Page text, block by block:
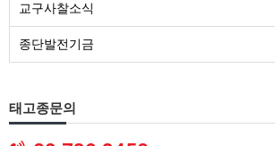
교구사찰소식
종단발전기금
태고종문의